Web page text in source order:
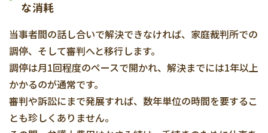
な消耗
当事者間の話し合いで解決できなければ、家庭裁判所での
調停、そして審判へと移行します。
調停は月1回程度のペースで開かれ、解決までには1年以上
かかるのが通常です。
審判や訴訟にまで発展すれば、数年単位の時間を要するこ
とも珍しくありません。